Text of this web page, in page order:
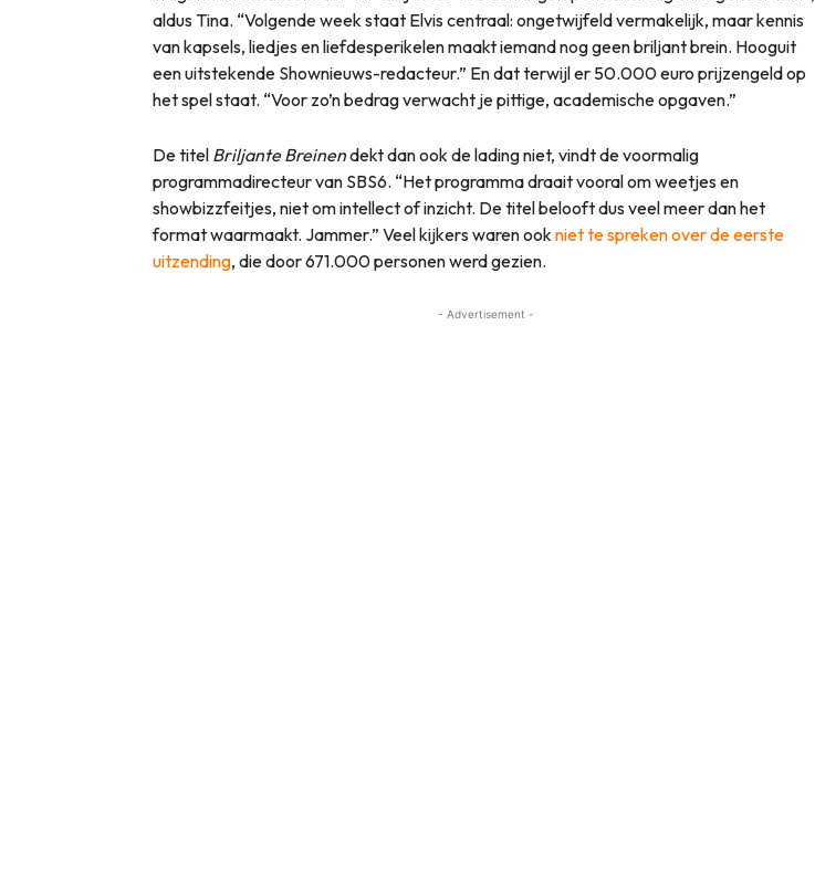
aldus Tina. “Volgende week staat Elvis centraal: ongetwijfeld vermakelijk, maar kennis
van kapsels, liedjes en liefdesperikelen maakt iemand nog geen briljant brein. Hooguit
een uitstekende Shownieuws-redacteur.” En dat terwijl er 50.000 euro prijzengeld op
het spel staat. “Voor zo’n bedrag verwacht je pittige, academische opgaven.”
De titel Briljante Breinendekt dan ook de lading niet, vindt de voormalig
programmadirecteur van SBS6. “Het programma draait vooral om weetjes en
showbizzfeitjes, niet om intellect of inzicht. De titel belooft dus veel meer dan het
format waarmaakt. Jammer.” Veel kijkers waren ook niet te spreken over de eerste
uitzending, die door 671.000 personen werd gezien.
- Advertisement -